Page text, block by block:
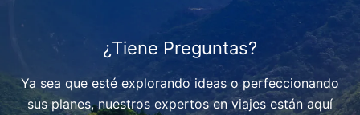
¿Tiene Preguntas?
Ya sea que esté explorando ideas o perfeccionando
sus planes, nuestros expertos en viajes están aquí